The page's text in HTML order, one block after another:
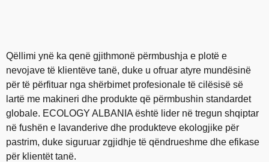
Qëllimi ynë ka qenë gjithmonë përmbushja e plotë e
nevojave të klientëve tanë, duke u ofruar atyre mundësinë
për të përfituar nga shërbimet profesionale të cilësisë së
lartë me makineri dhe produkte që përmbushin standardet
globale. ECOLOGY ALBANIA është lider në tregun shqiptar
në fushën e lavanderive dhe produkteve ekologjike për
pastrim, duke siguruar zgjidhje të qëndrueshme dhe efikase
për klientët tanë.